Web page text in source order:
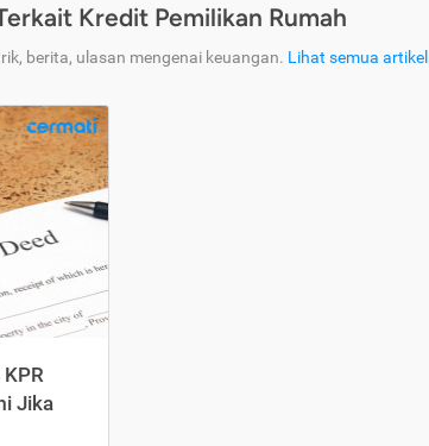
Kredit Pemilikan Rumah
berita, ulasan mengenai keuangan. Lihat semua artikel
Jika